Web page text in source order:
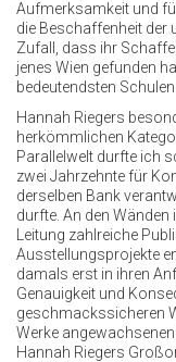
Aufmerksamkeit und
die Beschaffenheit der
Zufall, dass ihr
jenes Wien gefunden
bedeutendsten
Hannah Riegers
herkömmlichen
Parallelwelt durfte ich
zwei Jahrzehnte für
derselben Bank
durfte. An den
Leitung zahlreiche
Ausstellungsprojekte
damals erst in ihren
Genauigkeit und
geschmackssicheren
Werke
Hannah Riegers